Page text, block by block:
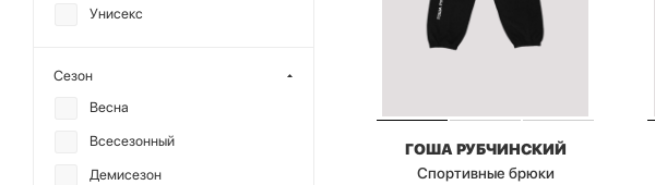
ГОША РУБЧИНСКИЙ
Спортивные брюки
AKHMADULLINA
KRAKATAU
MIARTLAND
MUTED
Унисекс
Сезон
Весна
Всесезонный
Демисезон